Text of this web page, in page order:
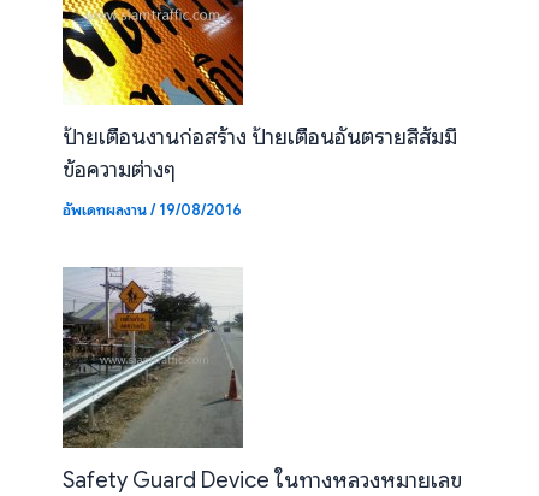
ป้ายเตือนงานก่อสร้าง ป้ายเตือนอันตรายสีส้มมี
ข้อความต่างๆ
อัพเดทผลงาน/19/08/2016
Safety Guard Device ในทางหลวงหมายเลข